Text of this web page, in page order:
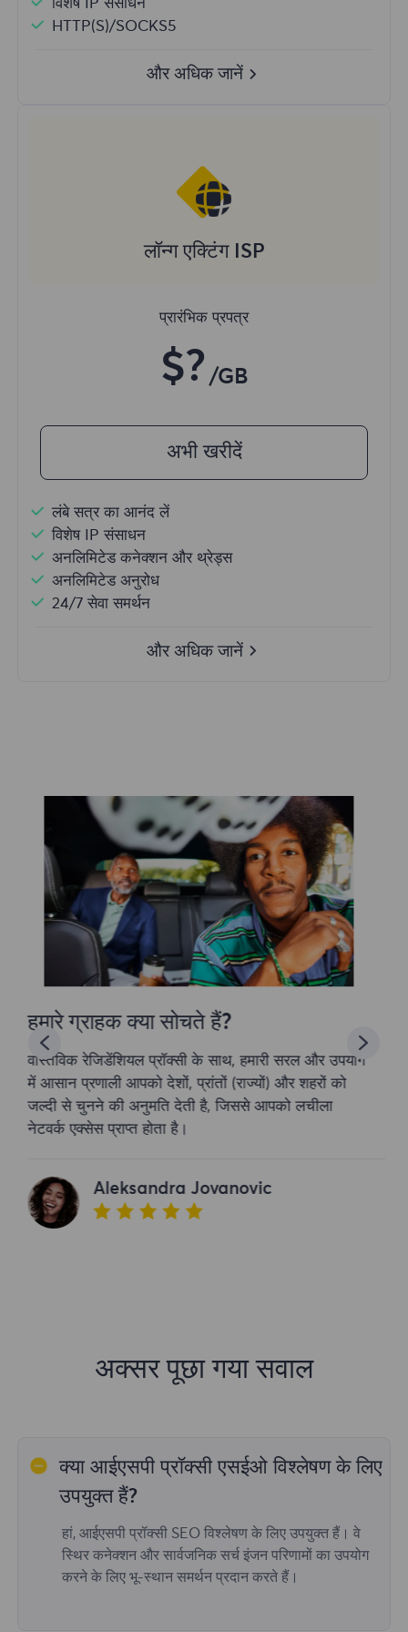
विशेष IP संसाधन
HTTP(S)/SOCKS5
और अधिक जानें
लॉन्ग एक्टिंग ISP
प्रारंभिक प्रपत्र
$? /GB
अभी खरीदें
लंबे सत्र का आनंद लें
विशेष IP संसाधन
अनलिमिटेड कनेक्शन और थ्रेड्स
अनलिमिटेड अनुरोध
24/7 सेवा समर्थन
और अधिक जानें
हमारे ग्राहक क्या सोचते हैं?
वास्तविक रेजिडेंशियल प्रॉक्सी के साथ, हमारी सरल और उपयोग
में आसान प्रणाली आपको देशों, प्रांतों (राज्यों) और शहरों को
जल्दी से चुनने की अनुमति देती है, जिससे आपको लचीला
नेटवर्क एक्सेस प्राप्त होता है।
Aleksandra Jovanovic
अक्सर पूछा गया सवाल
क्या आईएसपी प्रॉक्सी एसईओ विश्लेषण के लिए
उपयुक्त हैं?
हां, आईएसपी प्रॉक्सी SEO विश्लेषण के लिए उपयुक्त हैं। वे
स्थिर कनेक्शन और सार्वजनिक सर्च इंजन परिणामों का उपयोग
करने के लिए भू-स्थान समर्थन प्रदान करते हैं।